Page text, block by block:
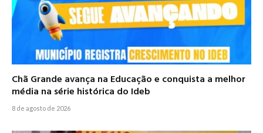
Chã Grande avança na Educação e conquista a melhor
média na série histórica do Ideb
8 de agosto de 2026